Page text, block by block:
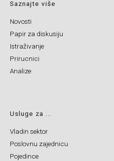
Saznajte više
Novosti
Papir za diskusiju
Istraživanje
Prirucnici
Analize
Usluge za ...
Vladin sektor
Poslovnu zajednicu
Pojedince